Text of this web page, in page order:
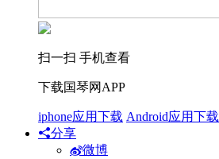
扫一扫 手机查看
下载国琴网APP
iphone应用下载 Android应用下载
分享
微博